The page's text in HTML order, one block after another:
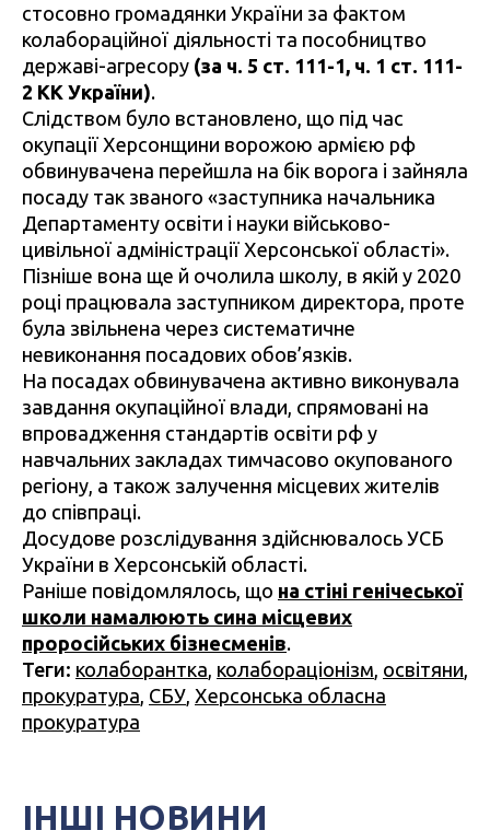
стосовно громадянки України за фактом
колабораційної діяльності та пособництво
державі-агресору (за ч. 5 ст. 111-1, ч. 1 ст. 111-
2 КК України).
Слідством було встановлено, що під час
окупації Херсонщини ворожою армією рф
обвинувачена перейшла на бік ворога і зайняла
посаду так званого «заступника начальника
Департаменту освіти і науки військово-
цивільної адміністрації Херсонської області».
Пізніше вона ще й очолила школу, в якій у 2020
році працювала заступником директора, проте
була звільнена через систематичне
невиконання посадових обов’язків.
На посадах обвинувачена активно виконувала
завдання окупаційної влади, спрямовані на
впровадження стандартів освіти рф у
навчальних закладах тимчасово окупованого
регіону, а також залучення місцевих жителів
до співпраці.
Досудове розслідування здійснювалось УСБ
України в Херсонській області.
Раніше повідомлялось, що на стіні генічеської
школи намалюють сина місцевих
проросійських бізнесменів.
Теги: колаборантка, колабораціонізм, освітяни,
прокуратура, СБУ, Херсонська обласна
прокуратура
ІНШІ НОВИНИ